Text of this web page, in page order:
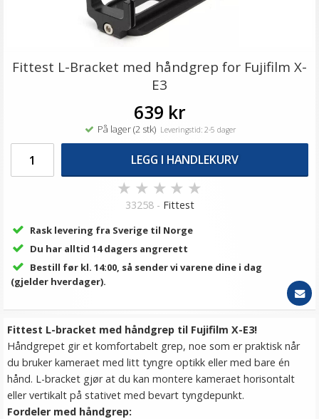
Fittest L-Bracket med håndgrep for Fujifilm X-
E3
639 kr
På lager (2 stk)Leveringstid: 2-5 dager
LEGG I HANDLEKURV
★ ★ ★ ★ ★
33258 - Fittest
Rask levering fra Sverige til Norge
Du har alltid 14 dagers angrerett
Bestill før kl. 14:00, så sender vi varene dine i dag
(gjelder hverdager).
Fittest L-bracket med håndgrep til Fujifilm X-E3!
Håndgrepet gir et komfortabelt grep, noe som er praktisk når
du bruker kameraet med litt tyngre optikk eller med bare én
hånd. L-bracket gjør at du kan montere kameraet horisontalt
eller vertikalt på stativet med bevart tyngdepunkt.
Fordeler med håndgrep: